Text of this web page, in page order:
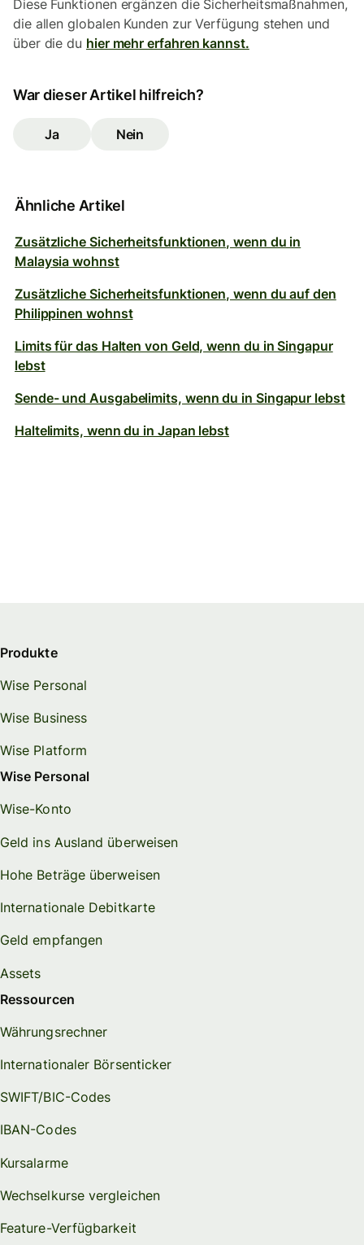
Diese Funktionen ergänzen die Sicherheitsmaßnahmen,
die allen globalen Kunden zur Verfügung stehen und
über die du hier mehr erfahren kannst.
War dieser Artikel hilfreich?
Ja Nein
Ähnliche Artikel
Zusätzliche Sicherheitsfunktionen, wenn du in
Malaysia wohnst
Zusätzliche Sicherheitsfunktionen, wenn du auf den
Philippinen wohnst
Limits für das Halten von Geld, wenn du in Singapur
lebst
Sende- und Ausgabelimits, wenn du in Singapur lebst
Halte­limits, wenn du in Japan lebst
Produkte
Wise Personal
Wise Business
Wise Platform
Wise Personal
Wise-Konto
Geld ins Ausland überweisen
Hohe Beträge überweisen
Internationale Debitkarte
Geld empfangen
Assets
Ressourcen
Währungsrechner
Internationaler Börsenticker
SWIFT/BIC-Codes
IBAN-Codes
Kursalarme
Wechselkurse vergleichen
Feature-Verfügbarkeit